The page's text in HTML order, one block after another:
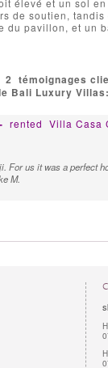
élevé et un sol
de soutien,
du pavillon, et un
2 témoignages
Bali Luxury Villas:
rented Villa Casa
For us it was a perfect
M.